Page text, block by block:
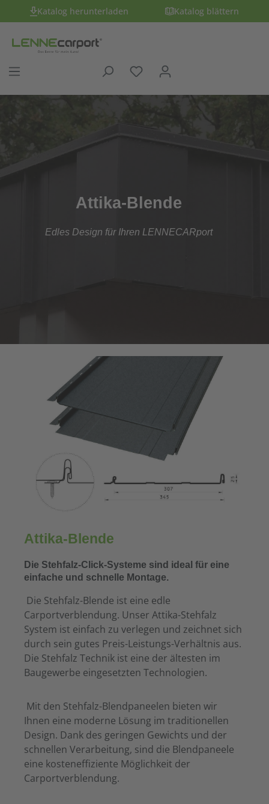
Katalog herunterladen Katalog blättern
Attika-Blende
Edles Design für Ihren LENNECARport
Attika-Blende
Die Stehfalz-Click-Systeme sind ideal für eine
einfache und schnelle Montage.
Die Stehfalz-Blende ist eine edle
Carportverblendung. Unser Attika-Stehfalz
System ist einfach zu verlegen und zeichnet sich
durch sein gutes Preis-Leistungs-Verhältnis aus.
Die Stehfalz Technik ist eine der ältesten im
Baugewerbe eingesetzten Technologien.
Mit den Stehfalz-Blendpaneelen bieten wir
Ihnen eine moderne Lösung im traditionellen
Design. Dank des geringen Gewichts und der
schnellen Verarbeitung, sind die Blendpaneele
eine kosteneffiziente Möglichkeit der
Carportverblendung.